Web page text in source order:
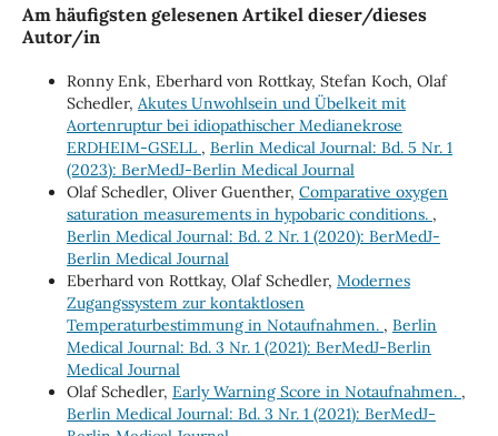
Am häufigsten gelesenen Artikel dieser/dieses
Autor/in
Ronny Enk, Eberhard von Rottkay, Stefan Koch, Olaf
Schedler, Akutes Unwohlsein und Übelkeit mit
Aortenruptur bei idiopathischer Medianekrose
ERDHEIM-GSELL , Berlin Medical Journal: Bd. 5 Nr. 1
(2023): BerMedJ-Berlin Medical Journal
Olaf Schedler, Oliver Guenther, Comparative oxygen
saturation measurements in hypobaric conditions. ,
Berlin Medical Journal: Bd. 2 Nr. 1 (2020): BerMedJ-
Berlin Medical Journal
Eberhard von Rottkay, Olaf Schedler, Modernes
Zugangssystem zur kontaktlosen
Temperaturbestimmung in Notaufnahmen. , Berlin
Medical Journal: Bd. 3 Nr. 1 (2021): BerMedJ-Berlin
Medical Journal
Olaf Schedler, Early Warning Score in Notaufnahmen. ,
Berlin Medical Journal: Bd. 3 Nr. 1 (2021): BerMedJ-